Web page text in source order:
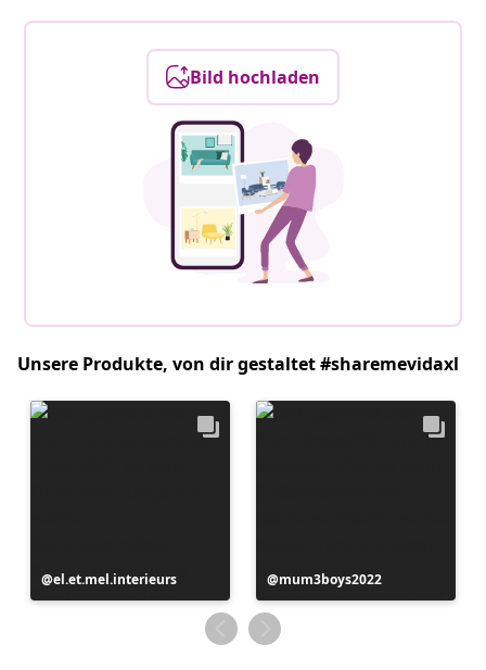
Bild hochladen
Unsere Produkte, von dir gestaltet #sharemevidaxl
Beitrag
veröffentlicht
el.et.mel.interieurs
Beitrag
veröffentlicht
von
mum3boys2022